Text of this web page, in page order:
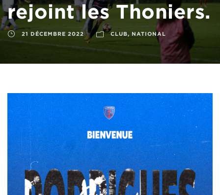
rejoint les Thoniers.
21 DÉCEMBRE 2022 CLUB, NATIONAL